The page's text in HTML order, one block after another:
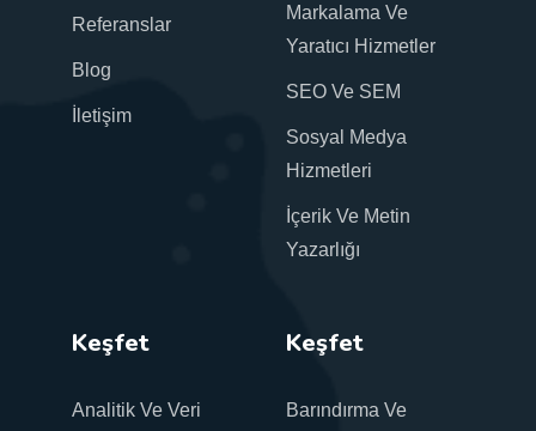
Referanslar
Blog
İletişim
Markalama Ve
Yaratıcı Hizmetler
SEO Ve SEM
Sosyal Medya
Hizmetleri
İçerik Ve Metin
Yazarlığı
Keşfet
Analitik Ve Veri
Keşfet
Barındırma Ve